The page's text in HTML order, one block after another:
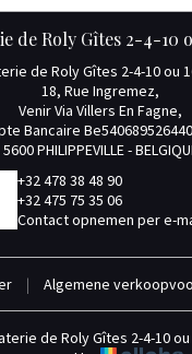
de Roly Gîtes 2-4-10
de Roly Gîtes 2-4-10 ou
18, Rue Ingremez,
Venir Via Villers En Fagne,
Bancaire
5600 PHILIPPEVILLE -
+32 478 38 48 90
+32 475 75 35 06
Contact opnemen per e-
| Algemene
de Roly Gîtes 2-4-10